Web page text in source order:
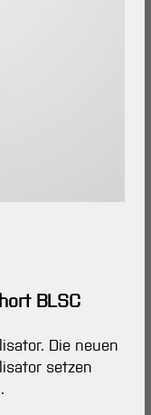
BLSC
Die neuen
setzen